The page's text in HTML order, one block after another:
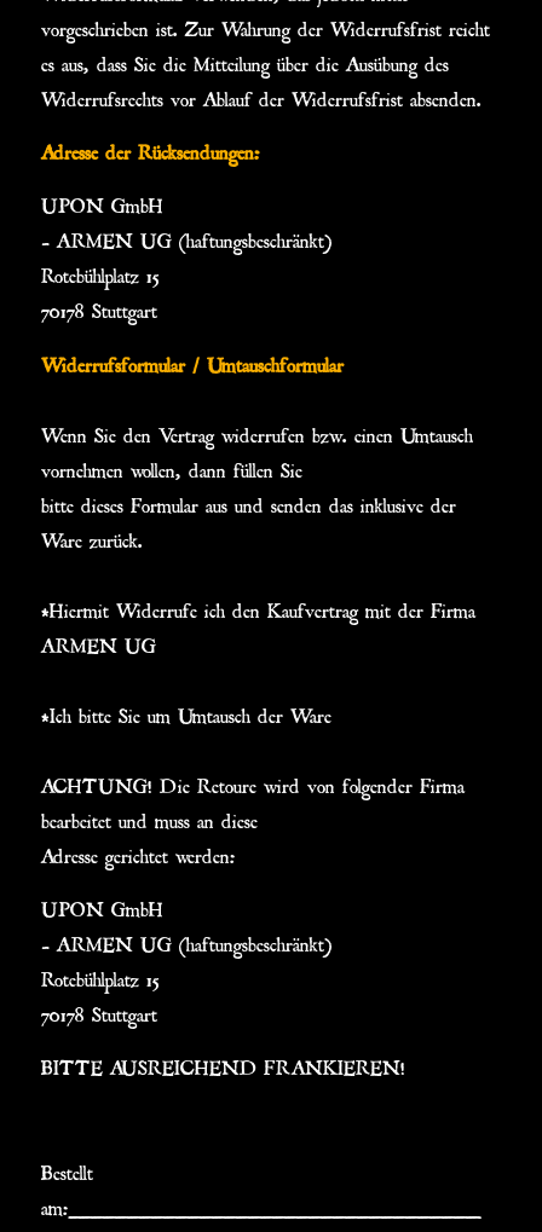
vorgeschrieben ist. Zur Wahrung der Widerrufsfrist reicht
es aus, dass Sie die Mitteilung über die Ausübung des
Widerrufsrechts vor Ablauf der Widerrufsfrist absenden.
Adresse der Rücksendungen:
UPON GmbH
– ARMEN UG (haftungsbeschränkt)
Rotebühlplatz 15
70178 Stuttgart
Widerrufsformular / Umtauschformular
Wenn Sie den Vertrag widerrufen bzw. einen Umtausch
vornehmen wollen, dann füllen Sie
bitte dieses Formular aus und senden das inklusive der
Ware zurück.
*Hiermit Widerrufe ich den Kaufvertrag mit der Firma
ARMEN UG
*Ich bitte Sie um Umtausch der Ware
ACHTUNG! Die Retoure wird von folgender Firma
bearbeitet und muss an diese
Adresse gerichtet werden:
UPON GmbH
– ARMEN UG (haftungsbeschränkt)
Rotebühlplatz 15
70178 Stuttgart
BITTE AUSREICHEND FRANKIEREN!
Bestellt
am:__________________________________